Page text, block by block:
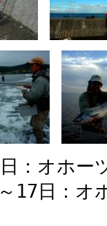
日 ：オホー
～17日 ：オ